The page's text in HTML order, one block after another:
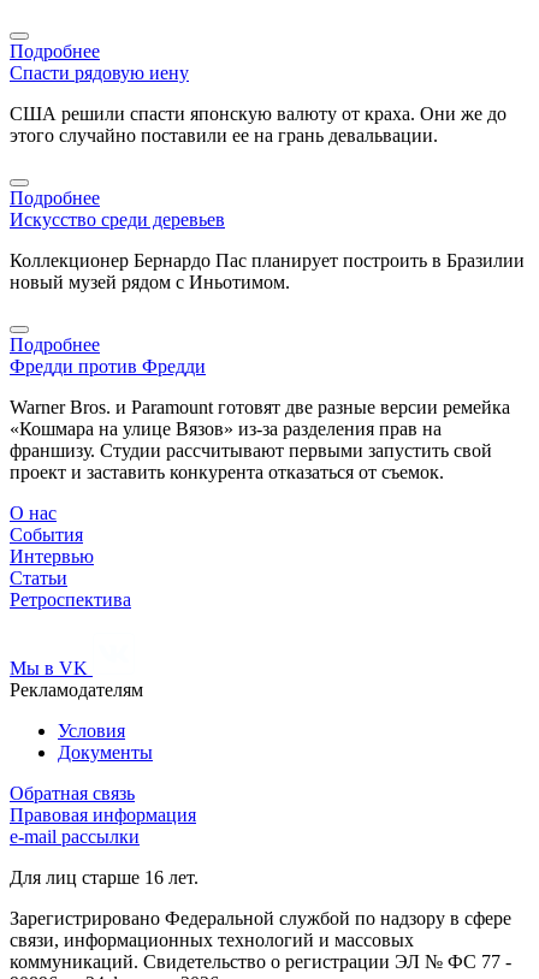
Подробнее
Спасти рядовую иену
США решили спасти японскую валюту от краха. Они же до
этого случайно поставили ее на грань девальвации.
Подробнее
Искусство среди деревьев
Коллекционер Бернардо Пас планирует построить в Бразилии
новый музей рядом с Иньотимом.
Подробнее
Фредди против Фредди
Warner Bros. и Paramount готовят две разные версии ремейка
«Кошмара на улице Вязов» из-за разделения прав на
франшизу. Студии рассчитывают первыми запустить свой
проект и заставить конкурента отказаться от съемок.
О нас
События
Интервью
Статьи
Ретроспектива
Мы в VK
Рекламодателям
Условия
Документы
Обратная связь
Правовая информация
e-mail рассылки
Для лиц старше 16 лет.
Зарегистрировано Федеральной службой по надзору в сфере
связи, информационных технологий и массовых
коммуникаций. Свидетельство о регистрации ЭЛ № ФС 77 -